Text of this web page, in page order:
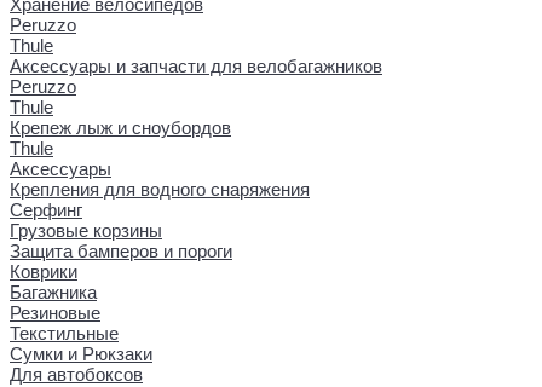
Peruzzo
Thule
Аксессуары и запчасти для велобагажников
Peruzzo
Thule
Крепеж лыж и сноубордов
Thule
Аксессуары
Крепления для водного снаряжения
Серфинг
Грузовые корзины
Защита бамперов и пороги
Коврики
Багажника
Резиновые
Текстильные
Сумки и Рюкзаки
Для автобоксов